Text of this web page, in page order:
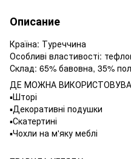
Описание
Країна: Туреччина
Особливі властивості:
Склад: 65% бавовна, 35%
ДЕ МОЖНА
▪️Шторі
▪️Декоративні подушки
▪️Скатертині
▪️Чохли на м'яку меблі